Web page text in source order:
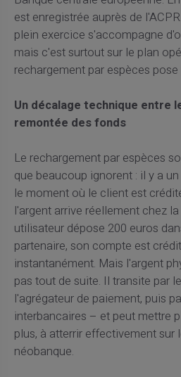
est enregistrée auprès de
plein exercice s'accompagne
mais c'est surtout sur le plan
rechargement par espèces
Un décalage technique entre
remontée des fonds
Le rechargement par espèces
que beaucoup ignorent : il y a
le moment où le client est
l'argent arrive réellement chez
utilisateur dépose 200 euros
partenaire, son compte est
instantanément. Mais l'argent
pas tout de suite. Il transite par
l'agrégateur de paiement, puis
interbancaires – et peut mettre
plus, à atterrir effectivement sur
néobanque.